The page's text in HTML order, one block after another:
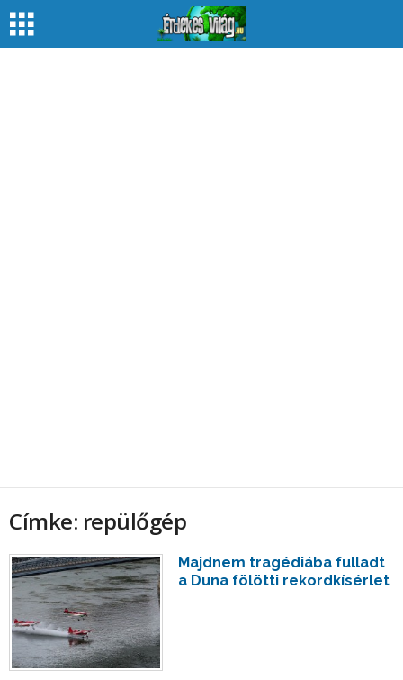
Címke: repülőgép
Majdnem tragédiába fulladt
a Duna fölötti rekordkísérlet